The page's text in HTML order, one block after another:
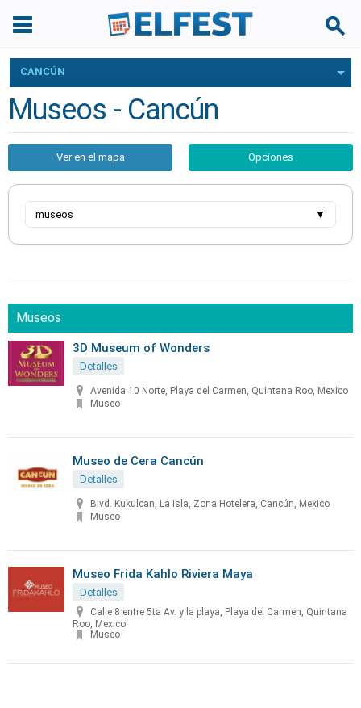
CANCÚN
Museos - Cancún
Ver en el mapa Opciones
museos ▼
Museos
3D Museum of Wonders
Detalles
Avenida 10 Norte, Playa del Carmen, Quintana Roo, Mexico
Museo
Museo de Cera Cancún
Detalles
Blvd. Kukulcan, La Isla, Zona Hotelera, Cancún, Mexico
Museo
Museo Frida Kahlo Riviera Maya
Detalles
Calle 8 entre 5ta Av. y la playa, Playa del Carmen, Quintana
Roo, Mexico
Museo